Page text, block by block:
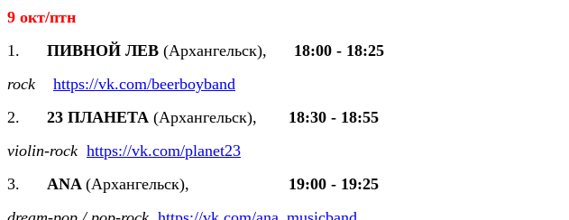
9 окт/птн
1. ПИВНОЙ ЛЕВ (Архангельск), 18:00 - 18:25
rock
https://vk.com/beerboyband
2. 23 ПЛАНЕТА (Архангельск), 18:30 - 18:55
violin-rock https://vk.com/planet23
3. ANA (Архангельск), 19:00 - 19:25